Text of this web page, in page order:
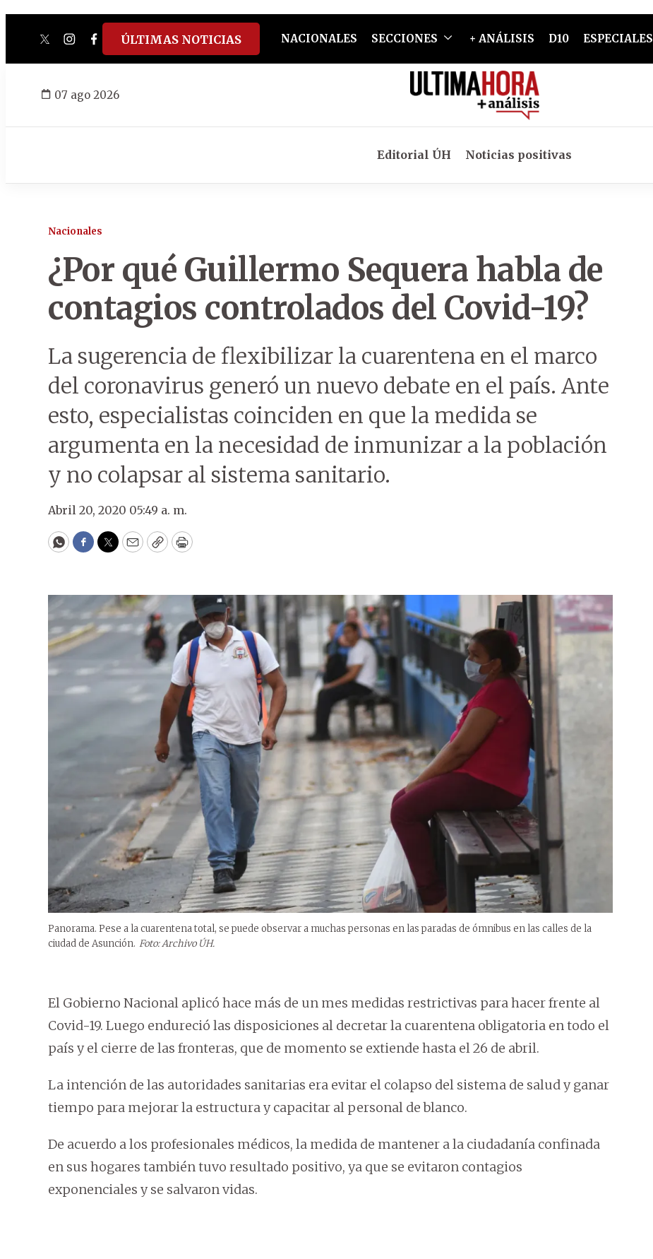
twitterinstagram
facebook
tiktokyoutube
spotify
ÚLTIMAS NOTICIAS NACIONALES SECCIONES + ANÁLISIS D10 ESPECIALES
07 ago 2026
Editorial ÚH Noticias positivas
Nacionales
¿Por qué Guillermo Sequera habla de
contagios controlados del Covid-19?
La sugerencia de flexibilizar la cuarentena en el marco
del coronavirus generó un nuevo debate en el país. Ante
esto, especialistas coinciden en que la medida se
argumenta en la necesidad de inmunizar a la población
y no colapsar al sistema sanitario.
Abril 20, 2020 05:49 a. m.
WhatsApp
Facebook
Twitter
EmailCopyPrint
Panorama. Pese a la cuarentena total, se puede observar a muchas personas en las paradas de ómnibus en las calles de la
ciudad de Asunción. Foto: Archivo ÚH.
El Gobierno Nacional aplicó hace más de un mes medidas restrictivas para hacer frente al
Covid-19. Luego endureció las disposiciones al decretar la cuarentena obligatoria en todo el
país y el cierre de las fronteras, que de momento se extiende hasta el 26 de abril.
La intención de las autoridades sanitarias era evitar el colapso del sistema de salud y ganar
tiempo para mejorar la estructura y capacitar al personal de blanco.
De acuerdo a los profesionales médicos, la medida de mantener a la ciudadanía confinada
en sus hogares también tuvo resultado positivo, ya que se evitaron contagios
exponenciales y se salvaron vidas.